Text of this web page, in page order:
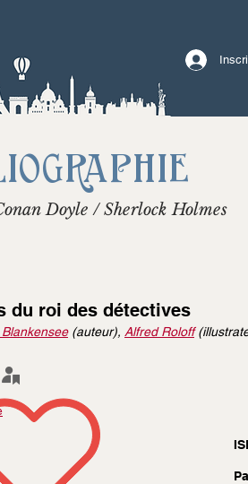
Doyle / Sherlock Holmes
du roi des détectives
(auteur), Alfred Roloff